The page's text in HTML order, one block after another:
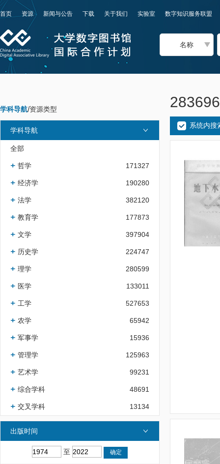
首页 资源 新闻与公告 下载 关于我们 实验室 数字知识服务联盟
名称
学科导航/资源类型
学科导航
全部
哲学 171327
经济学 190280
法学 382120
教育学 177873
文学 397904
历史学 224747
理学 280599
医学 133011
工学 527653
农学 65942
军事学 15936
管理学 125963
艺术学 99231
综合学科 48691
交叉学科 13134
出版时间
至
系统内搜